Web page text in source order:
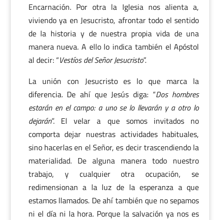
Encarnación. Por otra la Iglesia nos alienta a,
viviendo ya en Jesucristo, afrontar todo el sentido
de la historia y de nuestra propia vida de una
manera nueva. A ello lo indica también el Apóstol
al decir: “Vestíos del Señor Jesucristo”.
La unión con Jesucristo es lo que marca la
diferencia. De ahí que Jesús diga: “Dos hombres
estarán en el campo: a uno se lo llevarán y a otro lo
dejarán”. El velar a que somos invitados no
comporta dejar nuestras actividades habituales,
sino hacerlas en el Señor, es decir trascendiendo la
materialidad. De alguna manera todo nuestro
trabajo, y cualquier otra ocupación, se
redimensionan a la luz de la esperanza a que
estamos llamados. De ahí también que no sepamos
ni el día ni la hora. Porque la salvación ya nos es